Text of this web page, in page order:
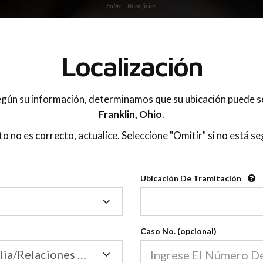
Sobre - Beneficios
Localización
su información, determinamos que su ubicación puede
Franklin, Ohio.
no es correcto, actualice. Seleccione "Omitir" si no está
Ubicación De Tramitación
Tramitación
Tribunal de Familia/Relaciones Domésticas
Caso No. (opcional)